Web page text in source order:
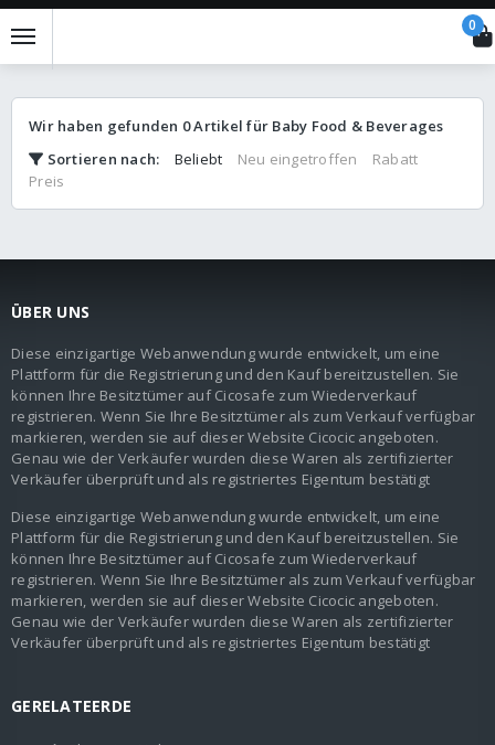
0
Wir haben gefunden 0Artikel für Baby Food & Beverages
Sortieren nach: Beliebt Neu eingetroffen
Rabatt
Preis
ÜBER UNS
Diese einzigartige Webanwendung wurde entwickelt, um eine
Plattform für die Registrierung und den Kauf bereitzustellen. Sie
können Ihre Besitztümer auf Cicosafe zum Wiederverkauf
registrieren. Wenn Sie Ihre Besitztümer als zum Verkauf verfügbar
markieren, werden sie auf dieser Website Cicocic angeboten.
Genau wie der Verkäufer wurden diese Waren als zertifizierter
Verkäufer überprüft und als registriertes Eigentum bestätigt
Diese einzigartige Webanwendung wurde entwickelt, um eine
Plattform für die Registrierung und den Kauf bereitzustellen. Sie
können Ihre Besitztümer auf Cicosafe zum Wiederverkauf
registrieren. Wenn Sie Ihre Besitztümer als zum Verkauf verfügbar
markieren, werden sie auf dieser Website Cicocic angeboten.
Genau wie der Verkäufer wurden diese Waren als zertifizierter
Verkäufer überprüft und als registriertes Eigentum bestätigt
GERELATEERDE